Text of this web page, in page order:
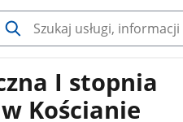
I stopnia
Kościanie